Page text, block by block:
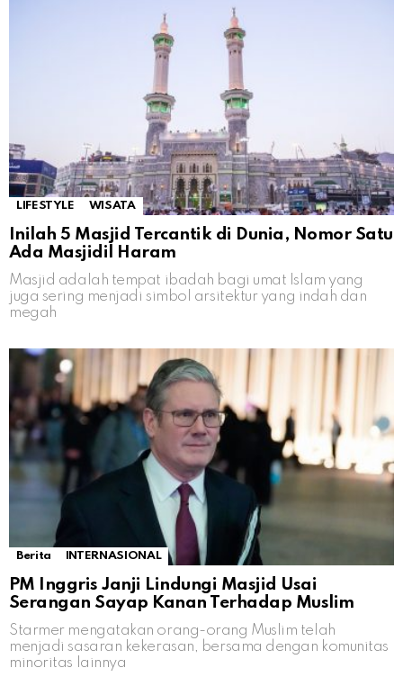
LIFESTYLE WISATA
Inilah 5 Masjid Tercantik di Dunia, Nomor Satu
Ada Masjidil Haram
Masjid adalah tempat ibadah bagi umat Islam yang
juga sering menjadi simbol arsitektur yang indah dan
megah
Berita INTERNASIONAL
PM Inggris Janji Lindungi Masjid Usai
Serangan Sayap Kanan Terhadap Muslim
Starmer mengatakan orang-orang Muslim telah
menjadi sasaran kekerasan, bersama dengan komunitas
minoritas lainnya